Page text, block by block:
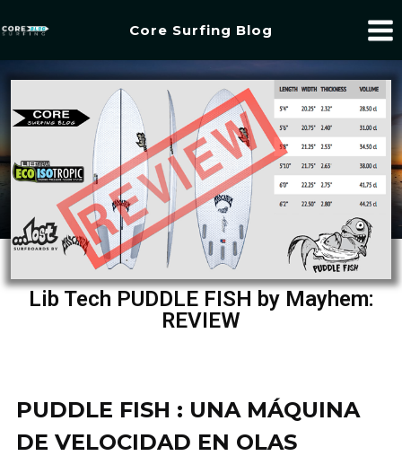
Core Surfing Blog
Lib Tech PUDDLE FISH by Mayhem:
REVIEW
PUDDLE FISH : UNA MÁQUINA
DE VELOCIDAD EN OLAS